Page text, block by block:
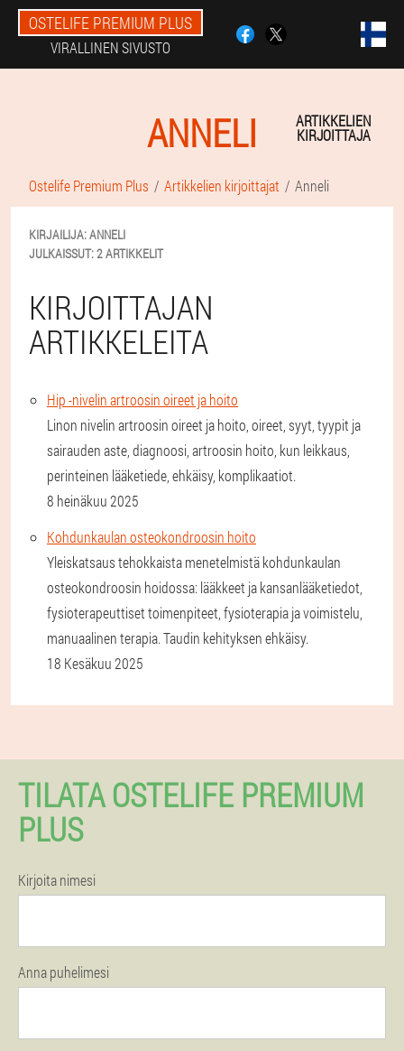
OSTELIFE PREMIUM PLUS
VIRALLINEN SIVUSTO
ANNELI ARTIKKELIEN
KIRJOITTAJA
Ostelife Premium Plus Artikkelien kirjoittajat Anneli
KIRJAILIJA:ANNELI
JULKAISSUT:2 ARTIKKELIT
KIRJOITTAJAN
ARTIKKELEITA
Hip -nivelin artroosin oireet ja hoito
Linon nivelin artroosin oireet ja hoito, oireet, syyt, tyypit ja
sairauden aste, diagnoosi, artroosin hoito, kun leikkaus,
perinteinen lääketiede, ehkäisy, komplikaatiot.
8 heinäkuu 2025
Kohdunkaulan osteokondroosin hoito
Yleiskatsaus tehokkaista menetelmistä kohdunkaulan
osteokondroosin hoidossa: lääkkeet ja kansanlääketiedot,
fysioterapeuttiset toimenpiteet, fysioterapia ja voimistelu,
manuaalinen terapia. Taudin kehityksen ehkäisy.
18 Kesäkuu 2025
TILATA OSTELIFE PREMIUM
PLUS
Kirjoita nimesi
Anna puhelimesi